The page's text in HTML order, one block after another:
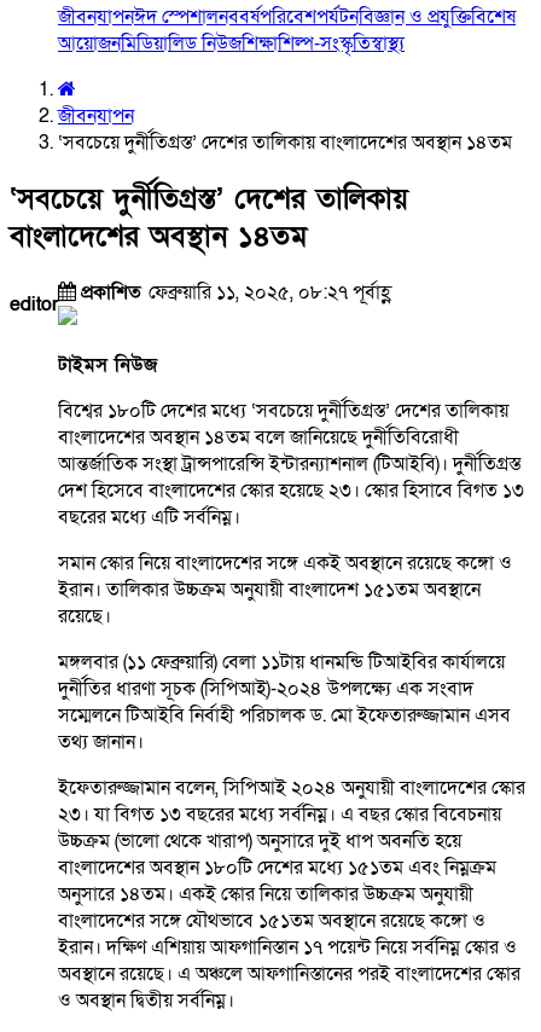
জীবনযাপনঈদ স্পেশালনববর্ষপরিবেশপর্যটনবিজ্ঞান ও প্রযুক্তিবিশেষ
আয়োজনমিডিয়ালিড নিউজশিক্ষাশিল্প-সংস্কৃতিস্বাস্থ্য
জীবনযাপন
‘সবচেয়ে দুর্নীতিগ্রস্ত’ দেশের তালিকায় বাংলাদেশের অবস্থান ১৪তম
‘সবচেয়ে দুর্নীতিগ্রস্ত’ দেশের তালিকায়
বাংলাদেশের অবস্থান ১৪তম
editor প্রকাশিত ফেব্রুয়ারি ১১, ২০২৫, ০৮:২৭ পূর্বাহ্ণ
টাইমস নিউজ
বিশ্বের ১৮০টি দেশের মধ্যে ‘সবচেয়ে দুর্নীতিগ্রস্ত’ দেশের তালিকায়
বাংলাদেশের অবস্থান ১৪তম বলে জানিয়েছে দুর্নীতিবিরোধী
আন্তর্জাতিক সংস্থা ট্রান্সপারেন্সি ইন্টারন্যাশনাল (টিআইবি)। দুর্নীতিগ্রস্ত
দেশ হিসেবে বাংলাদেশের স্কোর হয়েছে ২৩। স্কোর হিসাবে বিগত ১৩
বছরের মধ্যে এটি সর্বনিম্ন।
সমান স্কোর নিয়ে বাংলাদেশের সঙ্গে একই অবস্থানে রয়েছে কঙ্গো ও
ইরান। তালিকার উচ্চক্রম অনুযায়ী বাংলাদেশ ১৫১তম অবস্থানে
রয়েছে।
মঙ্গলবার (১১ ফেব্রুয়ারি) বেলা ১১টায় ধানমন্ডি টিআইবির কার্যালয়ে
দুর্নীতির ধারণা সূচক (সিপিআই)-২০২৪ উপলক্ষ্যে এক সংবাদ
সম্মেলনে টিআইবি নির্বাহী পরিচালক ড. মো ইফেতারুজ্জামান এসব
তথ্য জানান।
ইফেতারুজ্জামান বলেন, সিপিআই ২০২৪ অনুযায়ী বাংলাদেশের স্কোর
২৩। যা বিগত ১৩ বছরের মধ্যে সর্বনিম্ন। এ বছর স্কোর বিবেচনায়
উচ্চক্রম (ভালো থেকে খারাপ) অনুসারে দুই ধাপ অবনতি হয়ে
বাংলাদেশের অবস্থান ১৮০টি দেশের মধ্যে ১৫১তম এবং নিম্নক্রম
অনুসারে ১৪তম। একই স্কোর নিয়ে তালিকার উচ্চক্রম অনুযায়ী
বাংলাদেশের সঙ্গে যৌথভাবে ১৫১তম অবস্থানে রয়েছে কঙ্গো ও
ইরান। দক্ষিণ এশিয়ায় আফগানিস্তান ১৭ পয়েন্ট নিয়ে সর্বনিম্ন স্কোর ও
অবস্থানে রয়েছে। এ অঞ্চলে আফগানিস্তানের পরই বাংলাদেশের স্কোর
ও অবস্থান দ্বিতীয় সর্বনিম্ন।